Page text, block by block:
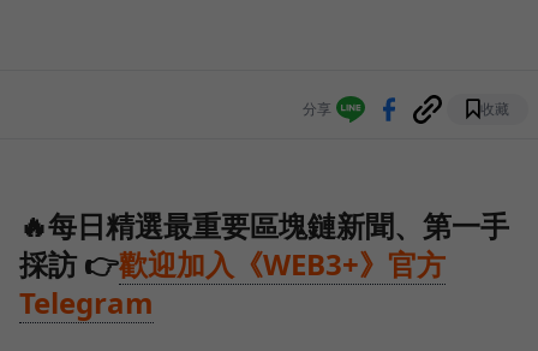
分享 收藏
🔥每日精選最重要區塊鏈新聞、第一手
採訪 👉歡迎加入《WEB3+》官方
Telegram